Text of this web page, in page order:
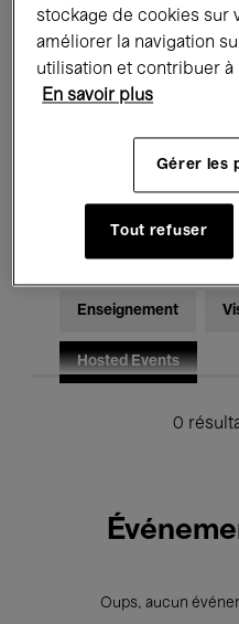
Expositions Films
Rencontres & Débats
Musique électronique
Pour tous Kids’
Enseignement
Hosted Events
0
Oups, aucun
stockage de cookies sur
améliorer la navigation
utilisation et contribuer
En savoir plus
Gérer les
Tout refuser